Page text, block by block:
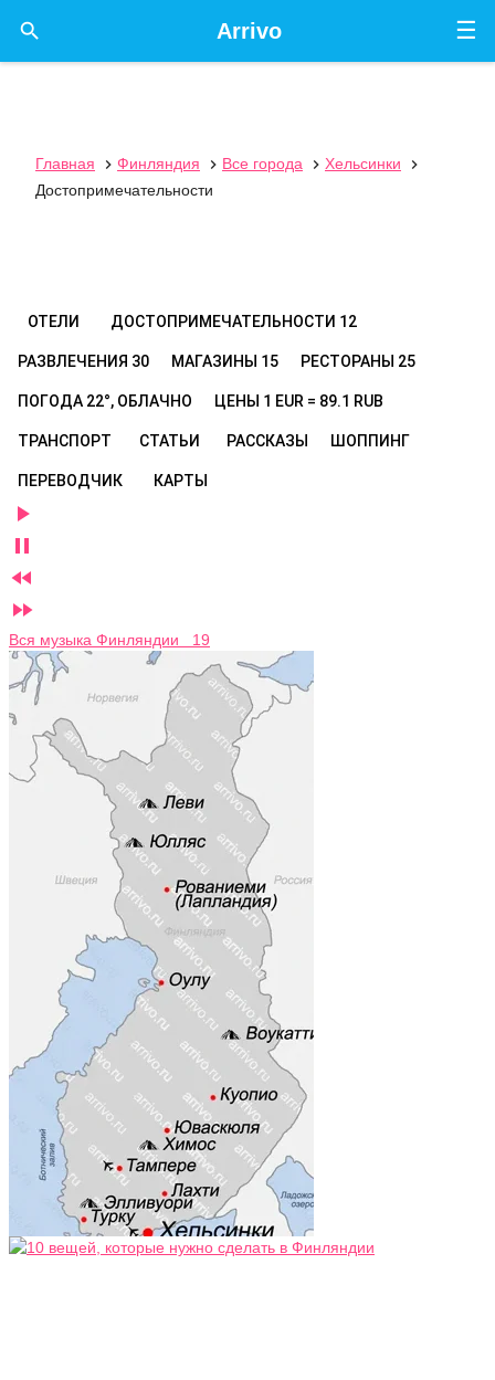
☰
Arrivo

Главная  Финляндия  Все города  Хельсинки

Достопримечательности
ОТЕЛИ ДОСТОПРИМЕЧАТЕЛЬНОСТИ 12
РАЗВЛЕЧЕНИЯ 30 МАГАЗИНЫ 15 РЕСТОРАНЫ 25
ПОГОДА 22°, ОБЛАЧНО ЦЕНЫ 1 EUR = 89.1 RUB
ТРАНСПОРТ СТАТЬИ РАССКАЗЫ ШОППИНГ
ПЕРЕВОДЧИК КАРТЫ




Вся музыка Финляндии 19